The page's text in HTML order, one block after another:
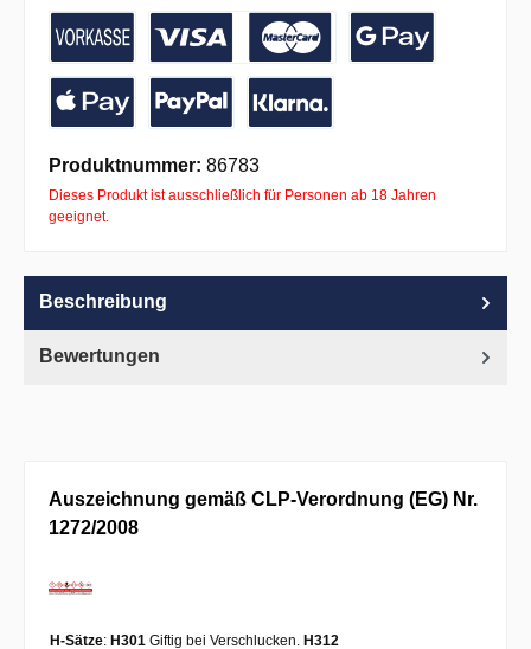
Vorkasse / Banküberweisung
Kreditkarte
Produktnummer: 86783
Dieses Produkt ist ausschließlich für Personen ab 18 Jahren
geeignet.
Beschreibung
Bewertungen
Auszeichnung gemäß CLP-Verordnung (EG) Nr.
1272/2008
H-Sätze: H301 Giftig bei Verschlucken. H312